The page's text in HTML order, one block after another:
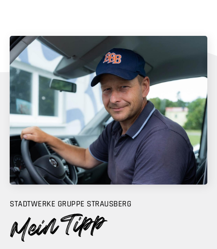
STADTWERKE GRUPPE STRAUSBERG